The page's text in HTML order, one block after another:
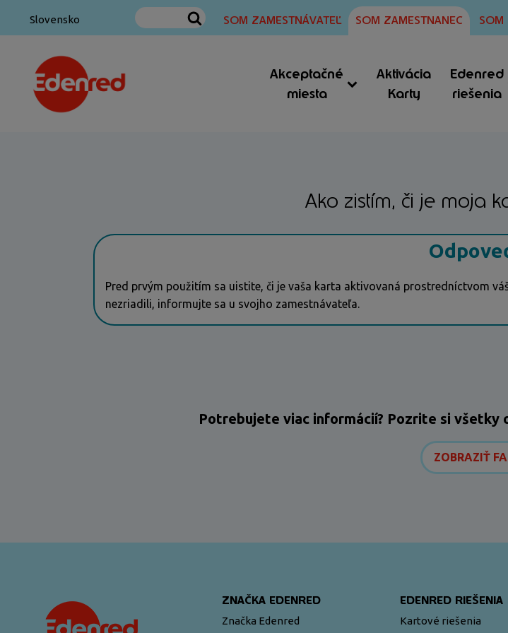
Slovensko SOM ZAMESTNÁVATEĽ SOM ZAMESTNANEC SOM
Akceptačné
miesta
Aktivácia
Karty
Edenred
riešenia
Ako zistím, či je moja
Pred prvým použitím sa uistite, či je vaša karta aktivovaná prostredníctvom
nezriadili, informujte sa u svojho zamestnávateľa.
Potrebujete viac informácií? Pozrite si všetky
ZOBRAZIŤ
ZNAČKA EDENRED
Značka Edenred
EDENRED RIEŠENIA
Kartové riešenia